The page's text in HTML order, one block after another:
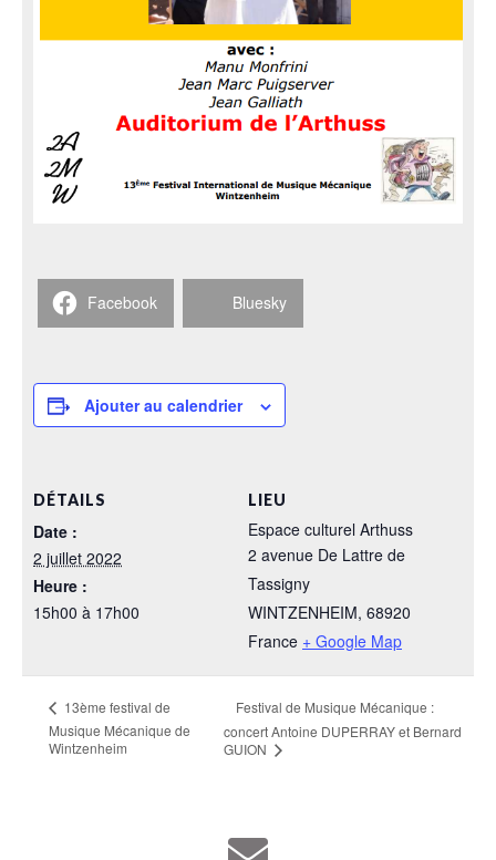
Facebook Bluesky
Ajouter au calendrier
DÉTAILS
Date :
2 juillet 2022
Heure :
15h00 à 17h00
LIEU
Espace culturel Arthuss
2 avenue De Lattre de
Tassigny
WINTZENHEIM, 68920
France + Google Map
13ème festival de
Musique Mécanique de
Wintzenheim
Festival de Musique Mécanique :
concert Antoine DUPERRAY et Bernard
GUION